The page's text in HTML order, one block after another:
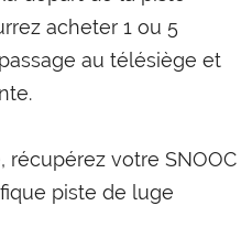
acheter 1 ou 5
au télésiège et
votre SNOOC
piste de luge